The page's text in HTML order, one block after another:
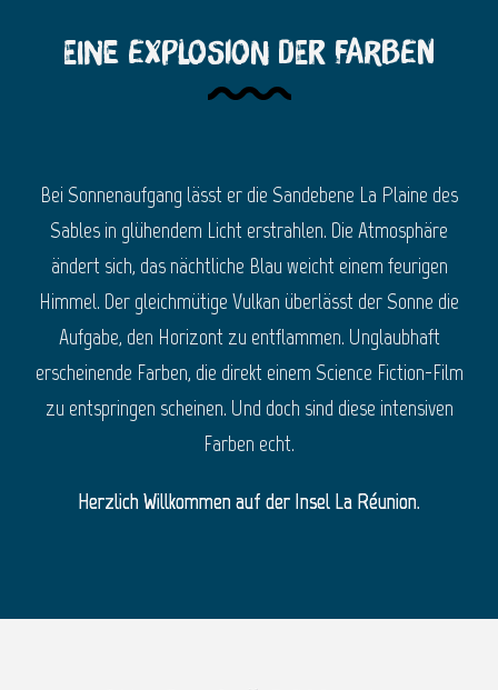
Eine Explosion der Farben
Bei Sonnenaufgang lässt er die Sandebene La Plaine des
Sables in glühendem Licht erstrahlen. Die Atmosphäre
ändert sich, das nächtliche Blau weicht einem feurigen
Himmel. Der gleichmütige Vulkan überlässt der Sonne die
Aufgabe, den Horizont zu entflammen. Unglaubhaft
erscheinende Farben, die direkt einem Science Fiction-Film
zu entspringen scheinen. Und doch sind diese intensiven
Farben echt.
Herzlich Willkommen auf der Insel La Réunion.